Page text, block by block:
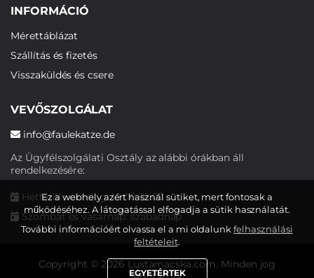
INFORMÁCIÓ
Mérettáblázat
Szállítás és fizetés
Visszaküldés és csere
VEVŐSZOLGÁLAT
info@faulekatze.de
Az Ügyfélszolgálati Osztály az alábbi órákban áll
rendelkezésére:
Hétfőtől péntekig: 10:00-19:00
Szombat és vasárnap: szabadnap
Copyright © 2026 Lustamacska.com. Minden jog
Ez a webhely azért használ sütiket, mert fontosak a
működéséhez. A látogatással elfogadja a sütik használatát.
További információért olvassa el a mi oldalunkfelhasználási
feltételeit.
EGYETÉRTEK